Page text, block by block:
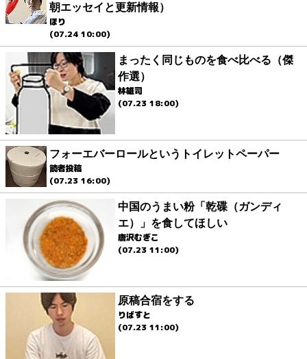
朝エッセイと更新情報）
ほり
(07.24 10:00)
まったく同じものを食べ比べる（傑
作選）
林雄司
(07.23 18:00)
フォーエバーロールというトイレットペーパー
読者投稿
(07.23 16:00)
中国のうまい粉「乾碟（ガンディ
エ）」を食してほしい
唐沢むぎこ
(07.23 11:00)
原稿合宿をする
りばすと
(07.23 11:00)